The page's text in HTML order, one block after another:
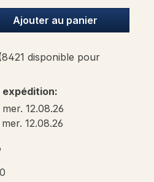
Ajouter au panier
disponible pour
expédition:
12.08.26
12.08.26